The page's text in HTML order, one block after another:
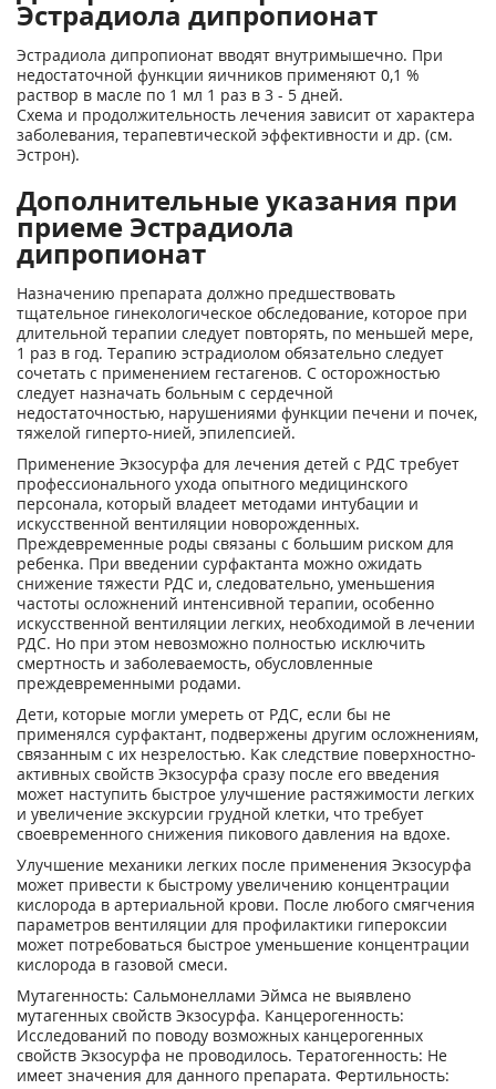
Эстрадиола дипропионат
Эстрадиола дипропионат вводят внутримышечно. При
недостаточной функции яичников применяют 0,1 %
раствор в масле по 1 мл 1 раз в 3 - 5 дней.
Схема и продолжительность лечения зависит от характера
заболевания, терапевтической эффективности и др. (см.
Эстрон).
Дополнительные указания при
приеме Эстрадиола
дипропионат
Назначению препарата должно предшествовать
тщательное гинекологическое обследование, которое при
длительной терапии следует повторять, по меньшей мере,
1 раз в год. Терапию эстрадиолом обязательно следует
сочетать с применением гестагенов. С осторожностью
следует назначать больным с сердечной
недостаточностью, нарушениями функции печени и почек,
тяжелой гиперто-нией, эпилепсией.
Применение Экзосурфа для лечения детей с РДС требует
профессионального ухода опытного медицинского
персонала, который владеет методами интубации и
искусственной вентиляции новорожденных.
Преждевременные роды связаны с большим риском для
ребенка. При введении сурфактанта можно ожидать
снижение тяжести РДС и, следовательно, уменьшения
частоты осложнений интенсивной терапии, особенно
искусственной вентиляции легких, необходимой в лечении
РДС. Но при этом невозможно полностью исключить
смертность и заболеваемость, обусловленные
преждевременными родами.
Дети, которые могли умереть от РДС, если бы не
применялся сурфактант, подвержены другим осложнениям,
связанным с их незрелостью. Как следствие поверхностно-
активных свойств Экзосурфа сразу после его введения
может наступить быстрое улучшение растяжимости легких
и увеличение экскурсии грудной клетки, что требует
своевременного снижения пикового давления на вдохе.
Улучшение механики легких после применения Экзосурфа
может привести к быстрому увеличению концентрации
кислорода в артериальной крови. После любого смягчения
параметров вентиляции для профилактики гипероксии
может потребоваться быстрое уменьшение концентрации
кислорода в газовой смеси.
Мутагенность: Сальмонеллами Эймса не выявлено
мутагенных свойств Экзосурфа. Канцерогенность:
Исследований по поводу возможных канцерогенных
свойств Экзосурфа не проводилось. Тератогенность: Не
имеет значения для данного препарата. Фертильность: